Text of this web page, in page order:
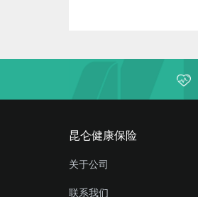
昆仑健康保险
关于公司
联系我们